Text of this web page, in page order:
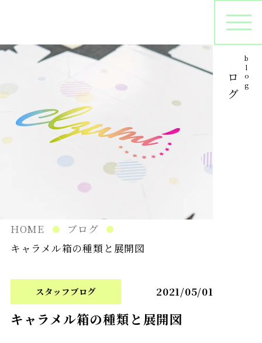
プリントサンプル
在庫管理
ブログblog
HOME
ブログ
キャラメル箱の種類と展開図
スタッフブログ 2021/05/01
キャラメル箱の種類と展開図